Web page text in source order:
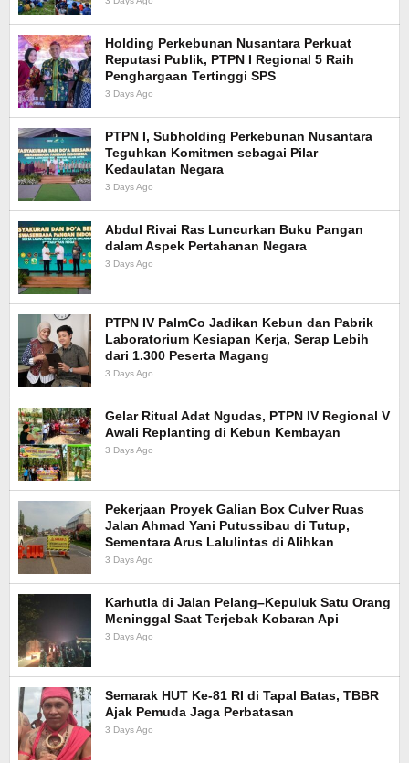
Holding Perkebunan Nusantara Perkuat
Reputasi Publik, PTPN I Regional 5 Raih
Penghargaan Tertinggi SPS
3 Days Ago
PTPN I, Subholding Perkebunan Nusantara
Teguhkan Komitmen sebagai Pilar
Kedaulatan Negara
3 Days Ago
Abdul Rivai Ras Luncurkan Buku Pangan
dalam Aspek Pertahanan Negara
3 Days Ago
PTPN IV PalmCo Jadikan Kebun dan Pabrik
Laboratorium Kesiapan Kerja, Serap Lebih
dari 1.300 Peserta Magang
3 Days Ago
Gelar Ritual Adat Ngudas, PTPN IV Regional V
Awali Replanting di Kebun Kembayan
3 Days Ago
Pekerjaan Proyek Galian Box Culver Ruas
Jalan Ahmad Yani Putussibau di Tutup,
Sementara Arus Lalulintas di Alihkan
3 Days Ago
Karhutla di Jalan Pelang–Kepuluk Satu Orang
Meninggal Saat Terjebak Kobaran Api
3 Days Ago
Semarak HUT Ke-81 RI di Tapal Batas, TBBR
Ajak Pemuda Jaga Perbatasan
3 Days Ago